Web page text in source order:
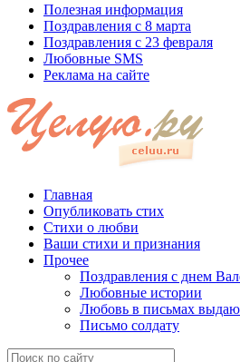
Полезная информация
Поздравления с 8 марта
Поздравления с 23 февраля
Любовные SMS
Реклама на сайте
Главная
Опубликовать стих
Стихи о любви
Ваши стихи и признания
Прочее
Поздравления с днем
Любовные истории
Любовь в письмах
Письмо солдату